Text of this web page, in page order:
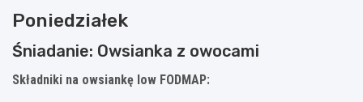
Poniedziałek
Śniadanie: Owsianka z owocami
Składniki na owsiankę low FODMAP: